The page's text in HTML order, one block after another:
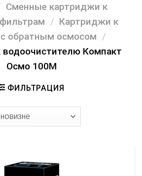
Сменные картриджи к
/ Картриджи к
обратным осмосом /
Компакт
Осмо 100М
ФИЛЬТРАЦИЯ